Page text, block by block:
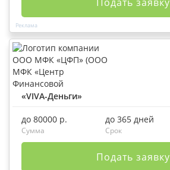
«VIVA-Деньги»
до 80000 р.
Сумма
до 365 дней
Срок
Подать заявку